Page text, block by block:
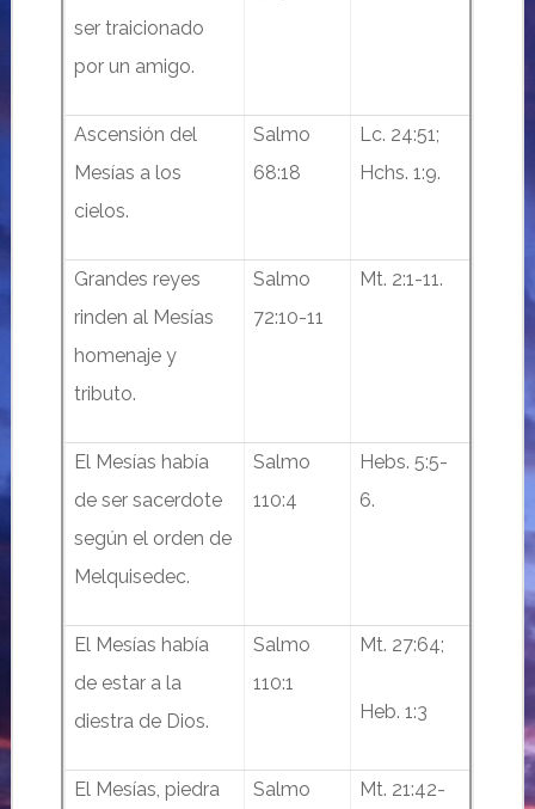
ser traicionado
por un amigo.
Ascensión del
Mesías a los
cielos.
Salmo
68:18
Lc. 24:51;
Hchs. 1:9.
Grandes reyes
rinden al Mesías
homenaje y
tributo.
Salmo
72:10-11
Mt. 2:1-11.
El Mesías había
de ser sacerdote
según el orden de
Melquisedec.
Salmo
110:4
Hebs. 5:5-
6.
El Mesías había
de estar a la
diestra de Dios.
Salmo
110:1
Mt. 27:64;
Heb. 1:3
El Mesías, piedra
Salmo
Mt. 21:42-